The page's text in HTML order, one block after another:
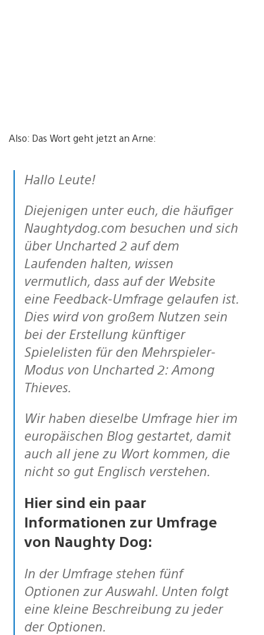
Also: Das Wort geht jetzt an Arne:
Hallo Leute!
Diejenigen unter euch, die häufiger
Naughtydog.com besuchen und sich
über Uncharted 2 auf dem
Laufenden halten, wissen
vermutlich, dass auf der Website
eine Feedback-Umfrage gelaufen ist.
Dies wird von großem Nutzen sein
bei der Erstellung künftiger
Spielelisten für den Mehrspieler-
Modus von Uncharted 2: Among
Thieves.
Wir haben dieselbe Umfrage hier im
europäischen Blog gestartet, damit
auch all jene zu Wort kommen, die
nicht so gut Englisch verstehen.
Hier sind ein paar
Informationen zur Umfrage
von Naughty Dog:
In der Umfrage stehen fünf
Optionen zur Auswahl. Unten folgt
eine kleine Beschreibung zu jeder
der Optionen.